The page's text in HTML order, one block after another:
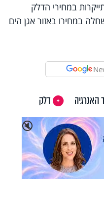
במחירי הדלק
במחירו באזור אגן הים
האנרגיה
דלק
🔇